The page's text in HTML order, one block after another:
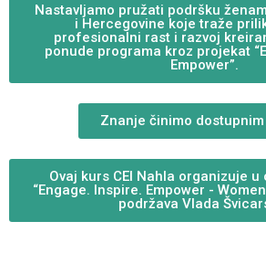
Nastavljamo pružati podršku
i Hercegovine koje traže
profesionalni rast i razvoj
ponude programa kroz projekat
Empower”.
Znanje činimo dostupnim
Ovaj kurs CEI Nahla organizuje
“Engage. Inspire. Empower -
podržava Vlada